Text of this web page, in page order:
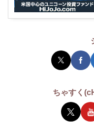
ちゃすく